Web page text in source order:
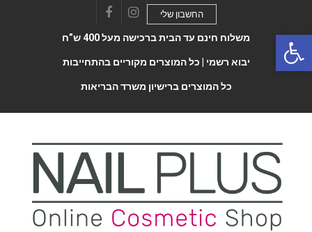
FacebookInstagram
החשבון שלי
משלוח חינם עד הבית ברכישה מעל 400 ש”ח
יבוא רשמי | כל המוצרים מקוריים בהתחייבות
כל המוצרים ברישיון משרד הבריאות